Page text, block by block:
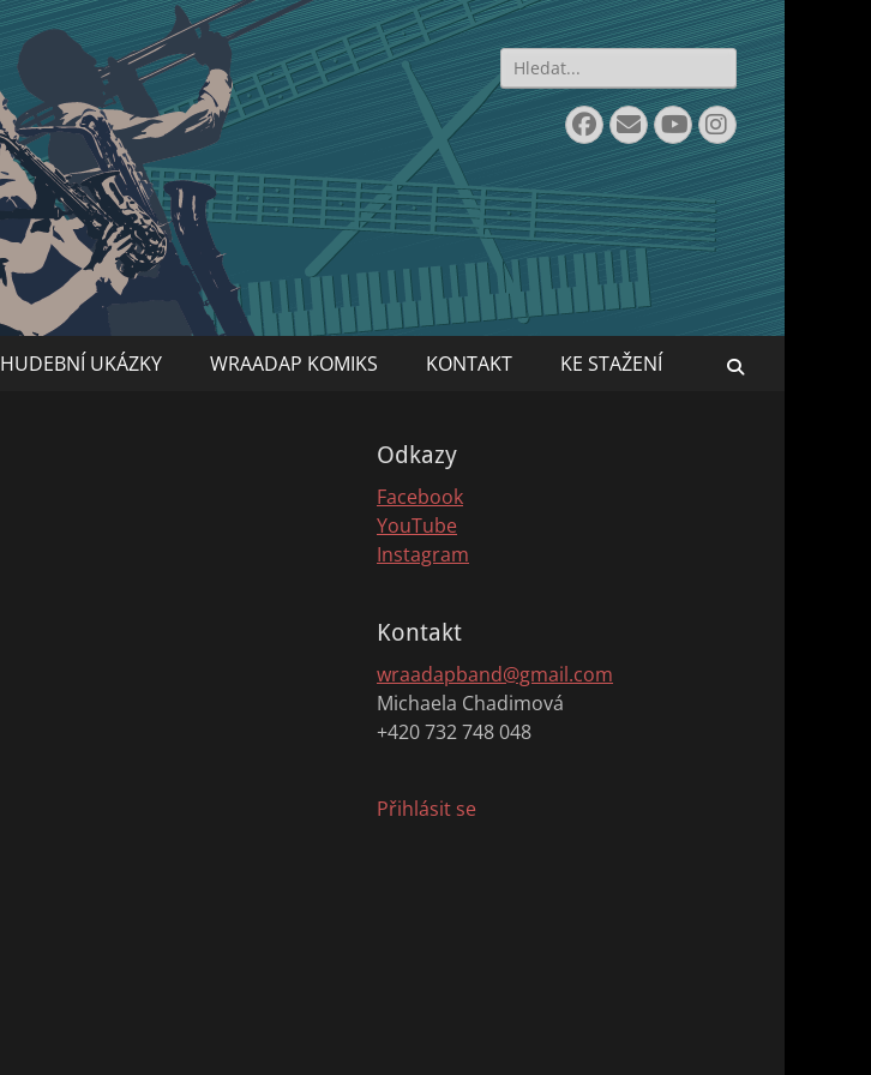
Search
for:
Facebook
EmailYouTube
Instagram
HUDEBNÍ UKÁZKY WRAADAP KOMIKS KONTAKT KE STAŽENÍ
Odkazy
Facebook
YouTube
Instagram
Kontakt
wraadapband@gmail.com
Michaela Chadimová
+420 732 748 048
Přihlásit se